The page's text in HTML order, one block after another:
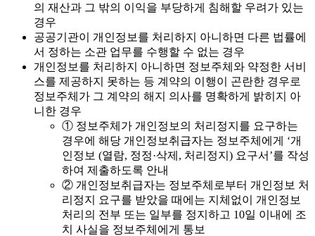
의 재산과 그 밖의 이익을 부당하게 침해할 우려가 있는
경우
공공기관이 개인정보를 처리하지 아니하면 다른 법률에
서 정하는 소관 업무를 수행할 수 없는 경우
개인정보를 처리하지 아니하면 정보주체와 약정한 서비
스를 제공하지 못하는 등 계약의 이행이 곤란한 경우로
정보주체가 그 계약의 해지 의사를 명확하게 밝히지 아
니한 경우
① 정보주체가 개인정보의 처리정지를 요구하는
경우에 해당 개인정보취급자는 정보주체에게 ‘개
인정보 (열람, 정정·삭제, 처리정지) 요구서’를 작성
하여 제출하도록 안내
② 개인정보취급자는 정보주체로부터 개인정보 처
리정지 요구를 받았을 때에는 지체없이 개인정보
처리의 전부 또는 일부를 정지하고 10일 이내에 조
치 사실을 정보주체에게 통보